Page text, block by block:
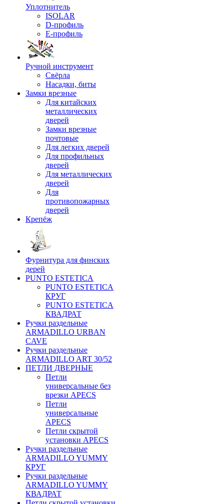
Уплотнитель
ISOLAR
D-профиль
Е-профиль
Ручной инструмент
Свёрла
Насадки, биты
Замки врезные
Для китайских
металлических
дверей
Замки врезные
почтовые
Для легких дверей
Для профильных
дверей
Для металлических
дверей
Для
противопожарных
дверей
Крепёж
Фурнитура для финских
дерей
PUNTO ESTETICA
PUNTO ESTETICA
КРУГ
PUNTO ESTETICA
КВАДРАТ
Ручки раздельные
ARMADILLO URBAN
CAVE
Ручки раздельные
ARMADILLO ART 30/52
ПЕТЛИ ДВЕРНЫЕ
Петли
универсальные без
врезки APECS
Петли
универсальные
APECS
Петли скрытой
установки APECS
Ручки раздельные
ARMADILLO YUMMY
КРУГ
Ручки раздельные
ARMADILLO YUMMY
КВАДРАТ